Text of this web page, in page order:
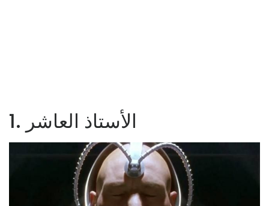
1. الأستاذ العاشر